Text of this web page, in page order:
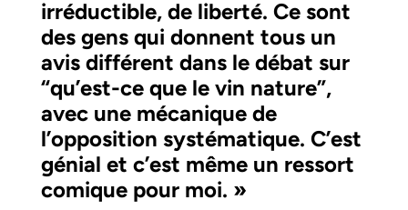
irréductible, de liberté. Ce sont
des gens qui donnent tous un
avis différent dans le débat sur
“qu’est-ce que le vin nature”,
avec une mécanique de
l’opposition systématique. C’est
génial et c’est même un ressort
comique pour moi. »